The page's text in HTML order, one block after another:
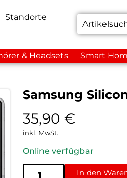
Standorte
& Headsets Smart
Samsung
35,90 €
inkl. MwSt.
Online verfügbar
In den